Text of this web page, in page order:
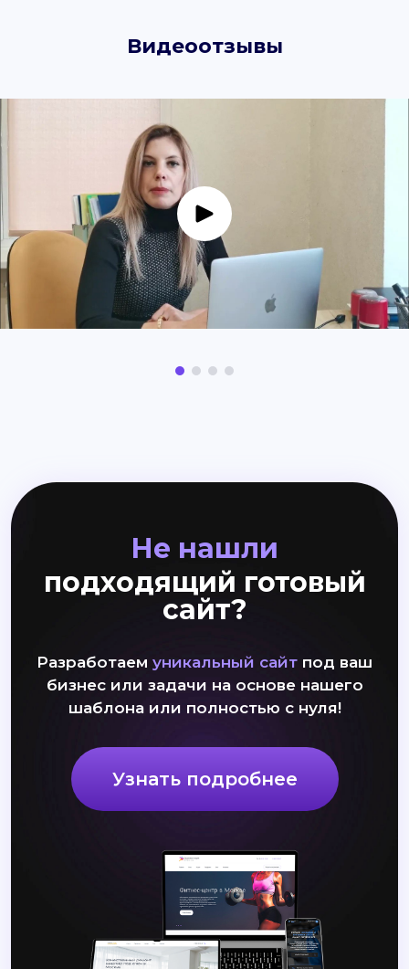
Видеоотзывы
Не нашли
подходящий готовый
сайт?
Разработаем уникальный сайт под ваш
бизнес или задачи на основе нашего
шаблона или полностью с нуля!
Узнать подробнее